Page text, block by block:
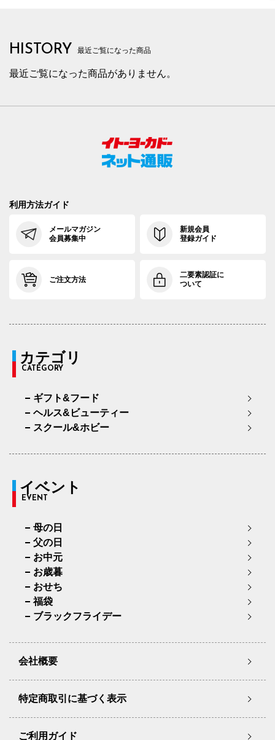
HISTORY 最近ご覧になった商品
最近ご覧になった商品がありません。
利用方法ガイド
メールマガジン
会員募集中
新規会員
登録ガイド
ご注文方法
二要素認証に
ついて
カテゴリ
CATEGORY
ギフト&フード
ヘルス&ビューティー
スクール&ホビー
イベント
EVENT
母の日
父の日
お中元
お歳暮
おせち
福袋
ブラックフライデー
会社概要
特定商取引に基づく表示
ご利用ガイド